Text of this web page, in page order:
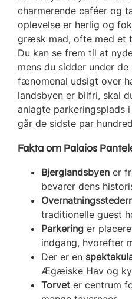
charmerende caféer og
oplevelse er herlig og
græsk mad, ofte med et
Du kan se frem til at
mens du sidder under
fænomenal udsigt over
landsbyen er bilfri, skal
anlagte parkeringsplads
går de sidste par
Fakta om Palaios
Bjerglandsbyen er
bevarer dens
traditionelle guest
Parkering er
indgang, hvorefter
Der er en
Ægæiske Hav og
Torvet er centrum